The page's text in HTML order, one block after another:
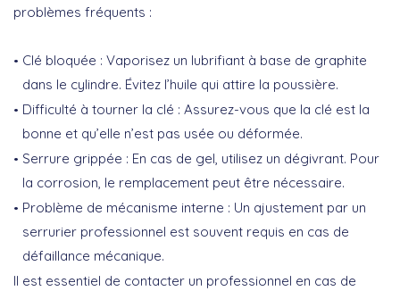
problèmes fréquents :
Clé bloquée : Vaporisez un lubrifiant à base de graphite
dans le cylindre. Évitez l’huile qui attire la poussière.
Difficulté à tourner la clé : Assurez-vous que la clé est la
bonne et qu’elle n’est pas usée ou déformée.
Serrure grippée : En cas de gel, utilisez un dégivrant. Pour
la corrosion, le remplacement peut être nécessaire.
Problème de mécanisme interne : Un ajustement par un
serrurier professionnel est souvent requis en cas de
défaillance mécanique.
Il est essentiel de contacter un professionnel en cas de